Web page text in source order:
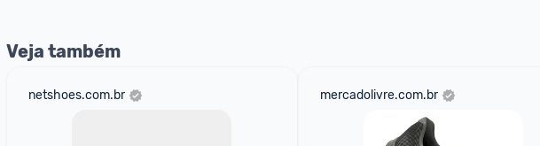
Veja também
netshoes.com.br mercadolivre.com.br